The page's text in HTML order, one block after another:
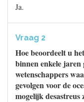
Ja.
Vraag 2
Hoe beoordeelt u
binnen enkele
wetenschappers
gevolgen voor de
mogelijk desastreus